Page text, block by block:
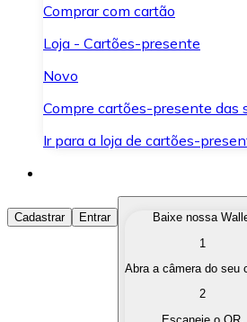
Comprar com cartão
Loja - Cartões-presente
Novo
Compre cartões-presente das
Ir para a loja de cartões-
Comprar Criptomoedas
Compre as criptomoedas de
Converta suas criptomoedas
Cadastrar Entrar
Baixe nossa
1
Abra a câmera do seu
2